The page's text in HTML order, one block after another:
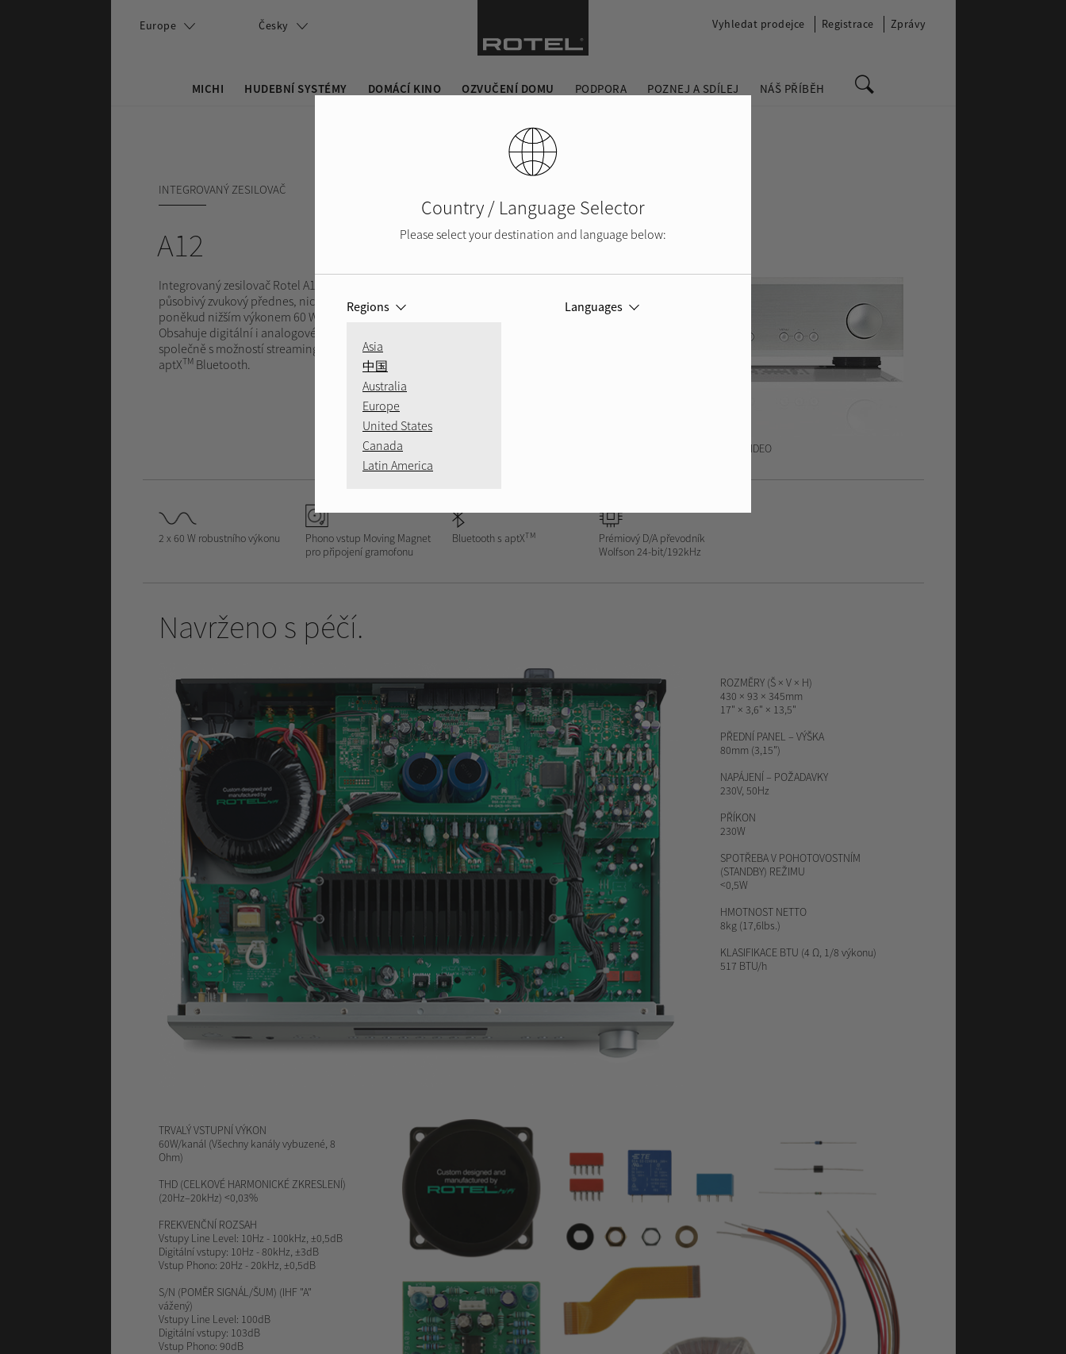
MICHI HUDEBNÍ SYSTÉMY DOMÁCÍ KINO OZVUČENÍ DOMU PODPORA POZNEJ A SDÍLEJ NÁŠ PŘÍBĚH
Europe Česky Vyhledat prodejce Registrace Zprávy
INTEGROVANÝ ZESILOVAČ
VIDEO
A12
Integrovaný zesilovač Rotel A12 nabízí
působivý zvukový přednes, nicméně s
poněkud nižším výkonem 60 W/kanál.
Obsahuje digitální i analogové vstupy
společně s možností streamingu
aptXTMBluetooth.
2 x 60 W robustního výkonu
Phono vstup Moving Magnet
pro připojení gramofonu
Bluetooth s aptXTM
Prémiový D/A převodník
Wolfson 24-bit/192kHz
Navrženo s péčí.
ROZMĚRY (Š × V × H)
430 × 93 × 345mm
17" × 3,6" × 13,5"
PŘEDNÍ PANEL – VÝŠKA
80mm (3,15")
NAPÁJENÍ – POŽADAVKY
230V, 50Hz
PŘÍKON
230W
SPOTŘEBA V POHOTOVOSTNÍM
(STANDBY) REŽIMU
<0,5W
HMOTNOST NETTO
8kg (17,6lbs.)
KLASIFIKACE BTU (4 Ω, 1/8 výkonu)
517 BTU/h
TRVALÝ VSTUPNÍ VÝKON
60W/kanál (Všechny kanály vybuzené, 8
Ohm)
THD (CELKOVÉ HARMONICKÉ ZKRESLENÍ)
(20Hz–20kHz) <0,03%
FREKVENČNÍ ROZSAH
Vstupy Line Level: 10Hz - 100kHz, ±0,5dB
Digitální vstupy: 10Hz - 80kHz, ±3dB
Vstup Phono: 20Hz - 20kHz, ±0,5dB
S/N (POMĚR SIGNÁL/ŠUM) (IHF "A"
vážený)
Vstupy Line Level: 100dB
Digitální vstupy: 103dB
Vstup Phono: 90dB
Country / Language Selector
Please select your destination and language below:
Regions
Asia
中国
Australia
Europe
United States
Canada
Latin America
Languages